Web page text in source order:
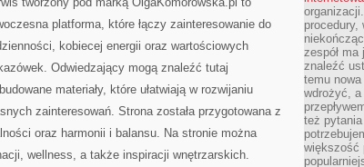
platforma, które łączy zainteresowanie do
kobiecej energii oraz wartościowych
Odwiedzający mogą znaleźć tutaj
materiały, które ułatwiają w rozwijaniu
zainteresowań. Strona została przygotowana z
oraz harmonii i balansu. Na stronie można
wellness, a także inspiracji wnętrzarskich.
zespół ma
znaleźć
temu
wdrożyć,
też pytania
większość